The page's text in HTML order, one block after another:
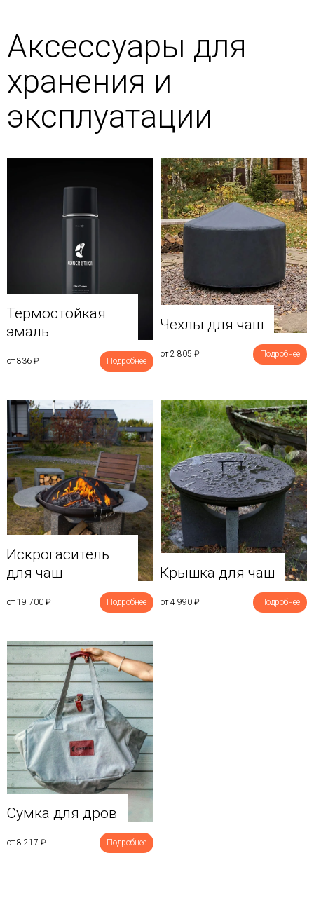
Аксессуары для
хранения и
эксплуатации
Термостойкая
эмаль
от 836 ₽ Подробнее
Чехлы для чаш
от 2 805 ₽ Подробнее
Искрогаситель
для чаш
от 19 700 ₽ Подробнее
Крышка для чаш
от 4 990 ₽ Подробнее
Сумка для дров
от 8 217 ₽ Подробнее